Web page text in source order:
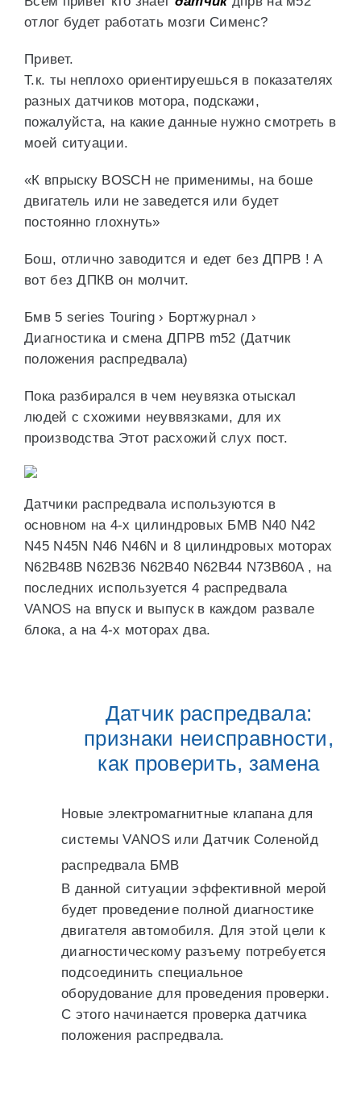
отлог будет работать мозги Сименс?
Привет.
Т.к. ты неплохо ориентируешься в показателях
разных датчиков мотора, подскажи,
пожалуйста, на какие данные нужно смотреть в
моей ситуации.
«К впрыску BOSCH не применимы, на боше
двигатель или не заведется или будет
постоянно глохнуть»
Бош, отлично заводится и едет без ДПРВ ! А
вот без ДПКВ он молчит.
Бмв 5 series Touring › Бортжурнал ›
Диагностика и смена ДПРВ m52 (Датчик
положения распредвала)
Пока разбирался в чем неувязка отыскал
людей с схожими неуввязками, для их
производства Этот расхожий слух пост.
Датчики распредвала используются в
основном на 4-х цилиндровых БМВ N40 N42
N45 N45N N46 N46N и 8 цилиндровых моторах
N62B48B N62B36 N62B40 N62B44 N73B60A , на
последних используется 4 распредвала
VANOS на впуск и выпуск в каждом развале
блока, а на 4-х моторах два.
Датчик распредвала:
признаки неисправности,
как проверить, замена
Новые электромагнитные клапана для
системы VANOS или Датчик Соленойд
распредвала БМВ
В данной ситуации эффективной мерой
будет проведение полной диагностике
двигателя автомобиля. Для этой цели к
диагностическому разъему потребуется
подсоединить специальное
оборудование для проведения проверки.
С этого начинается проверка датчика
положения распредвала.